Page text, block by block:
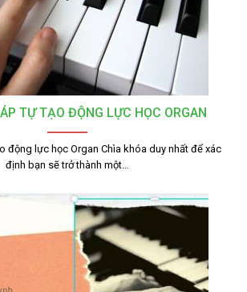
TỰ TẠO ĐỘNG LỰC HỌC ORGAN
động lực học Organ Chìa khóa duy nhất để xác
định bạn sẽ trở thành một…